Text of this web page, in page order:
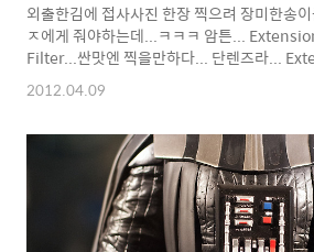
외출한김에 접사사진 한장 찍으려 장미한송
ㅈ에게 줘야하는데...ㅋㅋㅋ 암튼...
Filter...싼맛엔 찍을만하다... 단렌즈라...
거리이외엔 다른 거리에서 찍을땐 (1~3단을
조절이 그나마 가능) Close-up Filter도 일정
2012.04.09